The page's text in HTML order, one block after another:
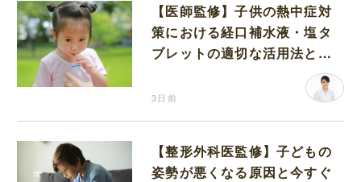
【医師監修】子供の熱中症対
策における経口補水液・塩タ
ブレットの適切な活用法と水
3日前
【整形外科医監修】子どもの
姿勢が悪くなる原因と今すぐ